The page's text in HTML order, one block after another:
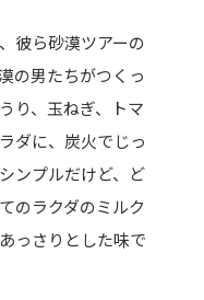
彼ら砂漠ツアーの
の男たちがつくっ
り、玉ねぎ、トマ
ダに、炭火でじっ
ンプルだけど、ど
のラクダのミルク
っさりとした味で